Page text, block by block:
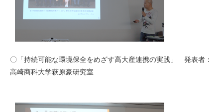
〇「持続可能な環境保全をめざす高大産連携の実践」 発表者：
高崎商科大学萩原豪研究室